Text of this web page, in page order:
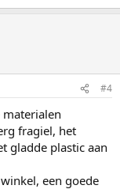
#4
materialen
fragiel, het
gladde plastic aan
een goede